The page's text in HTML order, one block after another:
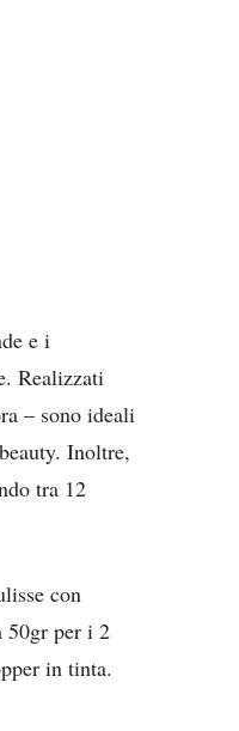
e i
Realizzati
– sono ideali
Inoltre,
tra 12
con
50gr per i 2
in tinta.